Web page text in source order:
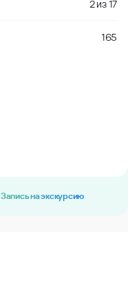
2из17
165
Запись на экскурсию